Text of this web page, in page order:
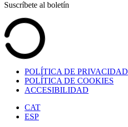
Suscríbete al boletín
POLÍTICA DE PRIVACIDAD
POLÍTICA DE COOKIES
ACCESIBILIDAD
CAT
ESP